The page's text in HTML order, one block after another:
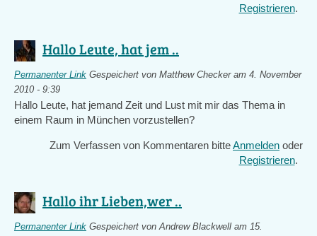
Registrieren.
Hallo Leute, hat jem ..
Permanenter Link Gespeichert von Matthew Checkeram 4. November
2010 - 9:39
Hallo Leute, hat jemand Zeit und Lust mit mir das Thema in
einem Raum in München vorzustellen?
Zum Verfassen von Kommentaren bitteAnmelden oder
Registrieren.
Hallo ihr Lieben,wer ..
Permanenter Link Gespeichert vonAndrew Blackwell am 15.